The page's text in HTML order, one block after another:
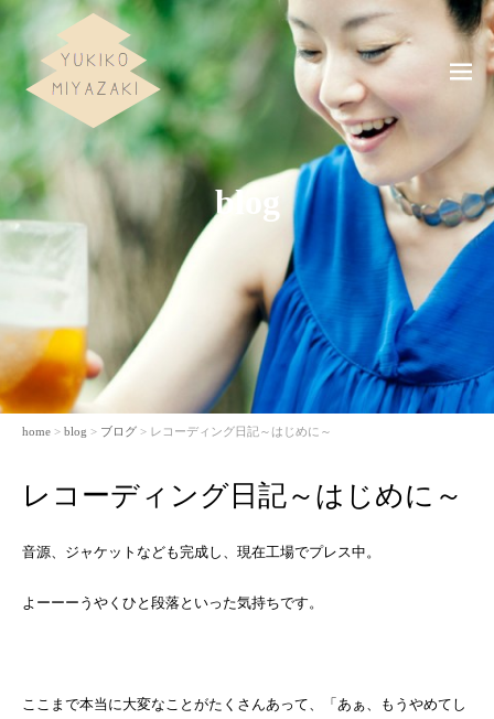
blog
home > blog > ブログ > レコーディング日記～はじめに～
レコーディング日記～はじめに～
音源、ジャケットなども完成し、現在工場でプレス中。
よーーーうやくひと段落といった気持ちです。
ここまで本当に大変なことがたくさんあって、「あぁ、もうやめてし